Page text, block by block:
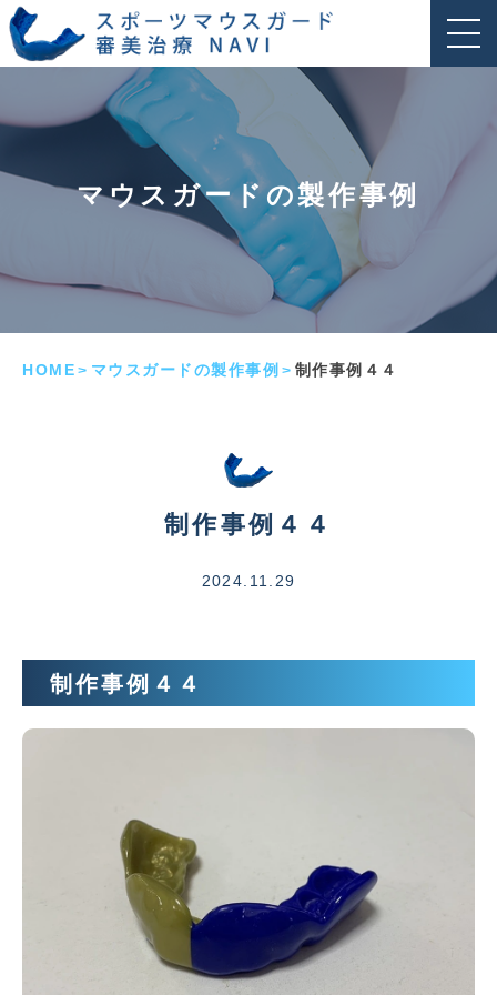
マウスガードの製作事例
HOME > マウスガードの製作事例 > 制作事例４４
制作事例４４
2024.11.29
制作事例４４